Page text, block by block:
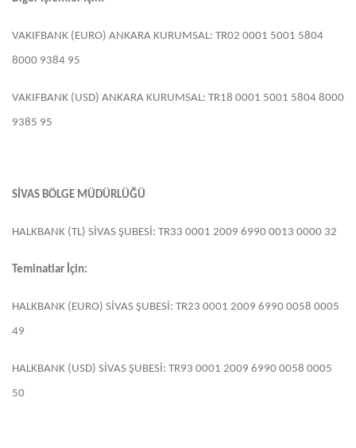
VAKIFBANK (EURO) ANKARA KURUMSAL: TR02 0001 5001 5804
8000 9384 95
VAKIFBANK (USD) ANKARA KURUMSAL: TR18 0001 5001 5804 8000
9385 95
SİVAS BÖLGE MÜDÜRLÜĞÜ
HALKBANK (TL) SİVAS ŞUBESİ: TR33 0001 2009 6990 0013 0000 32
Teminatlar İçin:
HALKBANK (EURO) SİVAS ŞUBESİ: TR23 0001 2009 6990 0058 0005
49
HALKBANK (USD) SİVAS ŞUBESİ: TR93 0001 2009 6990 0058 0005
50